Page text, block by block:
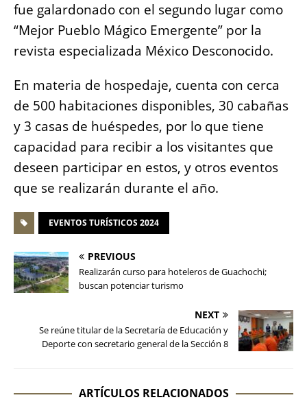
fue galardonado con el segundo lugar como
“Mejor Pueblo Mágico Emergente” por la
revista especializada México Desconocido.
En materia de hospedaje, cuenta con cerca
de 500 habitaciones disponibles, 30 cabañas
y 3 casas de huéspedes, por lo que tiene
capacidad para recibir a los visitantes que
deseen participar en estos, y otros eventos
que se realizarán durante el año.
EVENTOS TURÍSTICOS 2024
PREVIOUS
Realizarán curso para hoteleros de Guachochi;
buscan potenciar turismo
NEXT
Se reúne titular de la Secretaría de Educación y
Deporte con secretario general de la Sección 8
ARTÍCULOS RELACIONADOS